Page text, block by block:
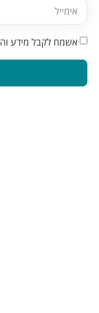
אשמח לקבל מידע